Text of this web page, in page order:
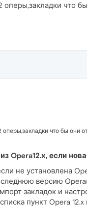
оперы,закладки что
оперы,закладки что бы они
Opera12.х, если
не установлена
версию
закладок и
пункт Opera